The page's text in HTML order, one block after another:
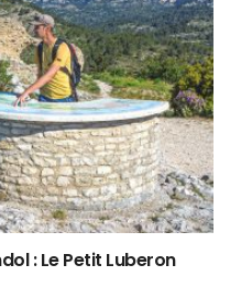
: Le Petit Luberon